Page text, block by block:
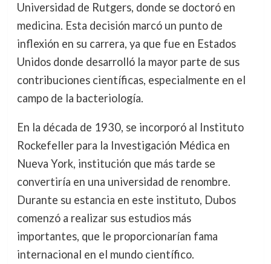
Universidad de Rutgers, donde se doctoró en
medicina. Esta decisión marcó un punto de
inflexión en su carrera, ya que fue en Estados
Unidos donde desarrolló la mayor parte de sus
contribuciones científicas, especialmente en el
campo de la bacteriología.
En la década de 1930, se incorporó al Instituto
Rockefeller para la Investigación Médica en
Nueva York, institución que más tarde se
convertiría en una universidad de renombre.
Durante su estancia en este instituto, Dubos
comenzó a realizar sus estudios más
importantes, que le proporcionarían fama
internacional en el mundo científico.